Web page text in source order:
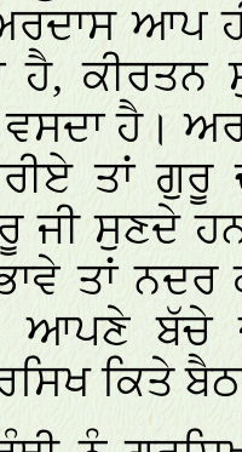
ਆਪ ਹੀ
ਹੈ,
ਹੈ।
ਤਾਂ ਗੁਰੂ
ਜੀ ਸੁਣਦੇ
ਤਾਂ
ਆਪਣੇ ਬੱਚੇ
ਕਿਤੇ